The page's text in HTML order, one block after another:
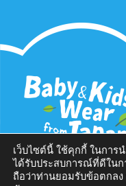
เว็บไซต์นี้ ใช้คุกกี้ ในการ
ได้รับประสบการณ์ที่ดีในก
ถือว่าท่านยอมรับข้อตกลง